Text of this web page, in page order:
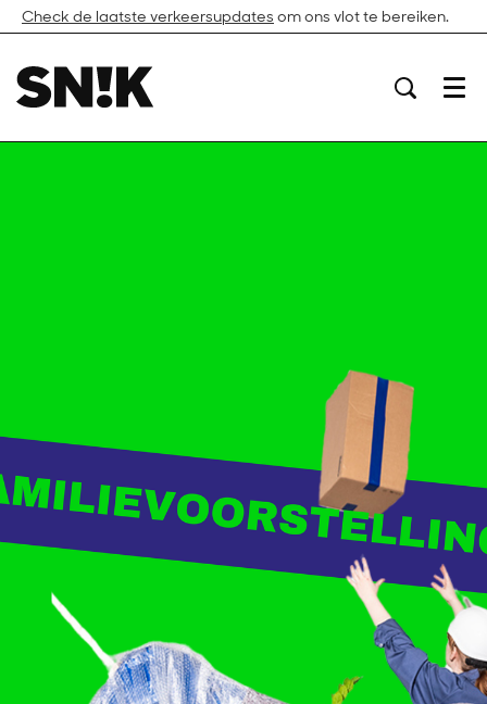
Check de laatste verkeersupdates om ons vlot te bereiken.
Menu